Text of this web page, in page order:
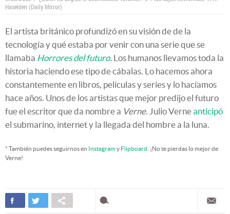
Haselden (Daily Mirror)
El artista británico profundizó en su visión de de la
tecnología y qué estaba por venir con una serie que se
llamaba Horrores del futuro. Los humanos llevamos toda la
historia haciendo ese tipo de cábalas. Lo hacemos ahora
constantemente en libros, películas y series y lo hacíamos
hace años. Unos de los artistas que mejor predijo el futuro
fue el escritor que da nombre a Verne. Julio Verneanticipó
el submarino, internet y la llegada del hombre a la luna.
* También puedes seguirnos en Instagramy Flipboard . ¡No te pierdas lo mejor de
Verne!